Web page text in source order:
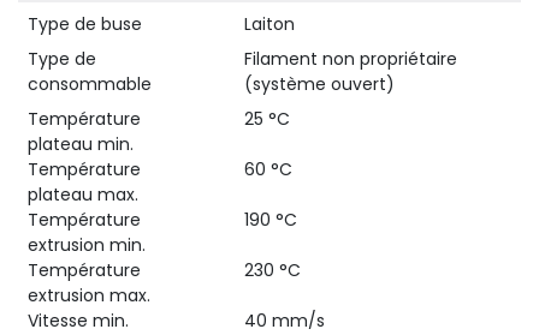
Type de buse
Laiton
Type de
consommable
Filament non propriétaire
(système ouvert)
Température
plateau min.
25 °C
Température
plateau max.
60 °C
Température
extrusion min.
190 °C
Température
extrusion max.
230 °C
Vitesse min.
40 mm/s